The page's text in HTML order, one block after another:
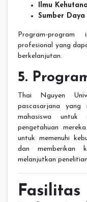
Ilmu
Sumber
Program-
profesional yang
berkelanjutan.
5.
Thai Nguyen
pascasarjana yang
mahasiswa untuk
pengetahuan
untuk memenuhi
dan memberikan
melanjutkan